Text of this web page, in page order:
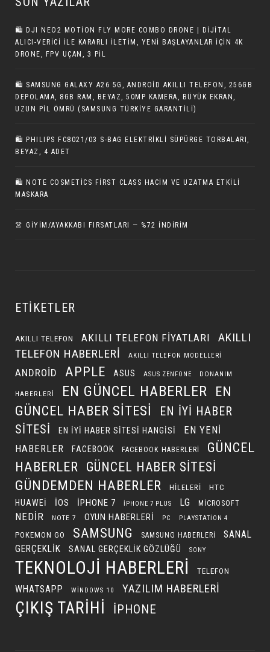
🛍 DJI NEO2 MOTION FLY MORE COMBO DRONE | DIJITAL
ALICI-VERICI ILE KARARLI İLETIM, YENI BAŞLAYANLAR IÇIN 4K
DRONE, FPV UÇAN, 3 PIL
🛍 SAMSUNG GALAXY A26 5G, ANDROID AKILLI TELEFON, 256GB
DEPOLAMA, 8GB RAM, BEYAZ, 50MP KAMERA, BÜYÜK EKRAN,
UZUN PIL ÖMRÜ (SAMSUNG TÜRKIYE GARANTILI)
🛍 PHILIPS FC8021/03 S-BAG ELEKTRIKLI SÜPÜRGE TORBALARI,
BEYAZ, 4 ADET
🛍️ NOTE COSMETICS FIRST CLASS HACIM VE UZATMA ETKILI
MASKARA
👗 GİYİM/AYAKKABI FIRSATLARI — %72 İNDIRIM
ETIKETLER
AKILLI TELEFON AKILLI TELEFON FIYATLARI
AKILLI
TELEFON HABERLERI
AKILLI TELEFON MODELLERI
ANDROID APPLE ASUS ASUS ZENFONE DONANIM
HABERLERI EN GÜNCEL HABERLER EN
GÜNCEL HABER SITESI
EN IYI HABER
SITESI
EN IYI HABER SITESI HANGISI
EN YENI
HABERLER
FACEBOOK FACEBOOK HABERLERI
GÜNCEL
HABERLER
GÜNCEL HABER SITESI
GÜNDEMDEN HABERLER HILELERI HTC
HUAWEI IOS IPHONE 7 IPHONE 7 PLUS LG MICROSOFT
NEDIR NOTE 7 OYUN HABERLERI PC PLAYSTATION 4
POKEMON GO SAMSUNG SAMSUNG HABERLERI
SANAL
GERÇEKLIK
SANAL GERÇEKLIK GÖZLÜĞÜ SONY
TEKNOLOJI HABERLERI TELEFON
WHATSAPP WINDOWS 10 YAZILIM HABERLERI
ÇIKIŞ TARIHI İPHONE